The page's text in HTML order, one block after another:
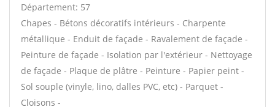
Département: 57
Chapes - Bétons décoratifs intérieurs - Charpente
métallique - Enduit de façade - Ravalement de façade -
Peinture de façade - Isolation par l'extérieur - Nettoyage
de façade - Plaque de plâtre - Peinture - Papier peint -
Sol souple (vinyle, lino, dalles PVC, etc) - Parquet -
Cloisons -